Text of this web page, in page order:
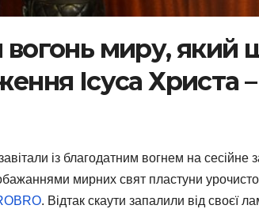
миру, який
Ісуса Христа
із благодатним вогнем на сесійне
мирних свят пластуни
. Відтак скаути запалили від своєї